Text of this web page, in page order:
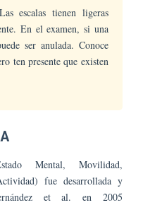
Las escalas tienen ligeras
En el examen, si una
ser anulada. Conoce
ten presente que existen
Mental, Movilidad,
fue desarrollada y
et al. en 2005